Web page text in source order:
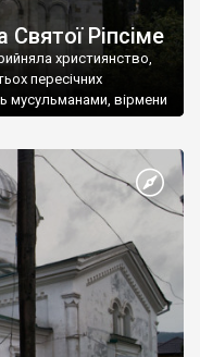
Ріпсіме
християнство,
пересічних
мусульманами, вірмени